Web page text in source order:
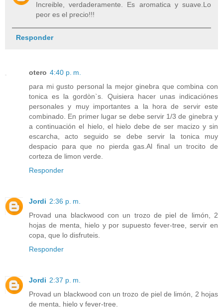
Increible, verdaderamente. Es aromatica y suave.Lo
peor es el precio!!!
Responder
otero 4:40 p. m.
para mi gusto personal la mejor ginebra que combina con
tonica es la gordòn`s. Quisiera hacer unas indicaciónes
personales y muy importantes a la hora de servir este
combinado. En primer lugar se debe servir 1/3 de ginebra y
a continuación el hielo, el hielo debe de ser macizo y sin
escarcha, acto seguido se debe servir la tonica muy
despacio para que no pierda gas.Al final un trocito de
corteza de limon verde.
Responder
Jordi 2:36 p. m.
Provad una blackwood con un trozo de piel de limón, 2
hojas de menta, hielo y por supuesto fever-tree, servir en
copa, que lo disfruteis.
Responder
Jordi 2:37 p. m.
Provad un blackwood con un trozo de piel de limón, 2 hojas
de menta, hielo y fever-tree.